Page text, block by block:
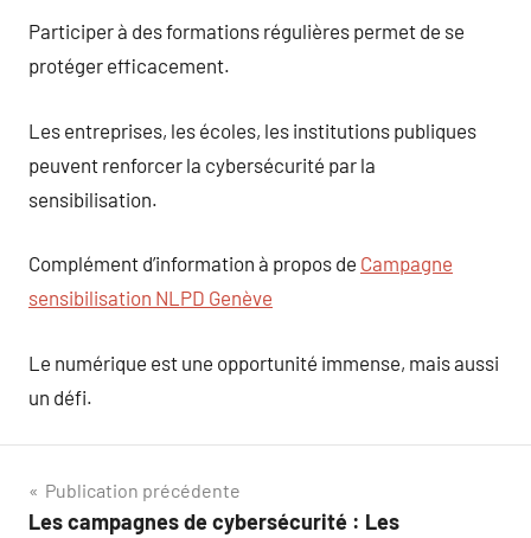
Participer à des formations régulières permet de se
protéger efficacement.
Les entreprises, les écoles, les institutions publiques
peuvent renforcer la cybersécurité par la
sensibilisation.
Complément d’information à propos de Campagne
sensibilisation NLPD Genève
Le numérique est une opportunité immense, mais aussi
un défi.
Navigation
Publication précédente
Les campagnes de cybersécurité : Les